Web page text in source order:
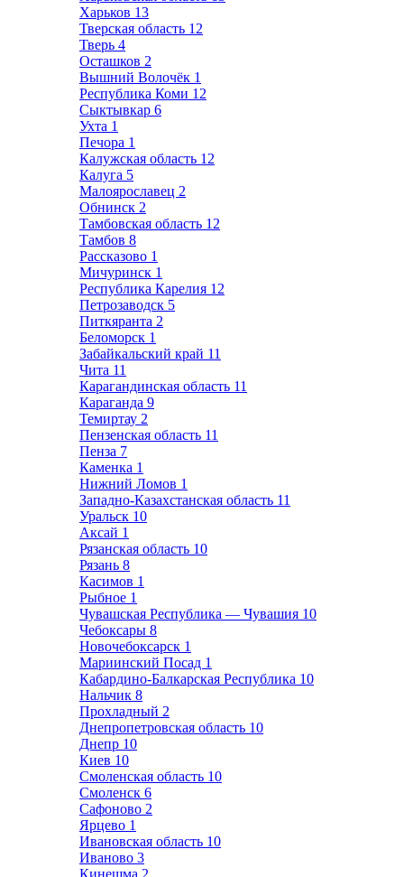
Харьков 13
Тверская область 12
Тверь 4
Осташков 2
Вышний Волочёк 1
Республика Коми 12
Сыктывкар 6
Ухта 1
Печора 1
Калужская область 12
Калуга 5
Малоярославец 2
Обнинск 2
Тамбовская область 12
Тамбов 8
Рассказово 1
Мичуринск 1
Республика Карелия 12
Петрозаводск 5
Питкяранта 2
Беломорск 1
Забайкальский край 11
Чита 11
Карагандинская область 11
Караганда 9
Темиртау 2
Пензенская область 11
Пенза 7
Каменка 1
Нижний Ломов 1
Западно-Казахстанская область 11
Уральск 10
Аксай 1
Рязанская область 10
Рязань 8
Касимов 1
Рыбное 1
Чувашская Республика — Чувашия 10
Чебоксары 8
Новочебоксарск 1
Мариинский Посад 1
Кабардино-Балкарская Республика 10
Нальчик 8
Прохладный 2
Днепропетровская область 10
Днепр 10
Киев 10
Смоленская область 10
Смоленск 6
Сафоново 2
Ярцево 1
Ивановская область 10
Иваново 3
Кинешма 2